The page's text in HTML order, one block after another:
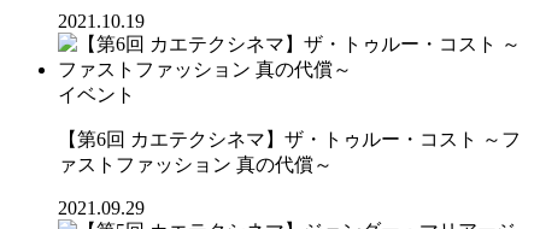
2021.10.19
イベント
【第6回 カエテクシネマ】ザ・トゥルー・コスト ～フ
ァストファッション 真の代償～
2021.09.29